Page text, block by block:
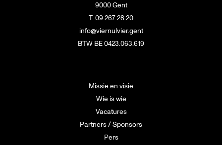
9000 Gent
T. 09 267 28 20
info@viernulvier.gent
BTW BE 0423.063.619
Missie en visie
Wie is wie
Vacatures
Partners / Sponsors
Pers